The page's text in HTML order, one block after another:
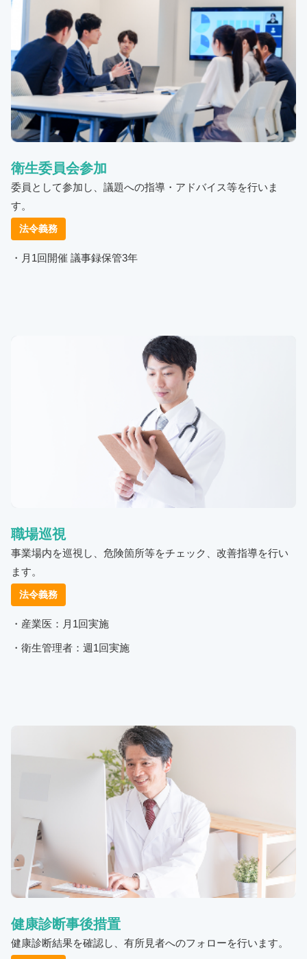
衛生委員会参加
委員として参加し、議題への指導・アドバイス等を行いま
す。
法令義務
・月1回開催 議事録保管3年
職場巡視
事業場内を巡視し、危険箇所等をチェック、改善指導を行い
ます。
法令義務
・産業医：月1回実施
・衛生管理者：週1回実施
健康診断事後措置
健康診断結果を確認し、有所見者へのフォローを行います。